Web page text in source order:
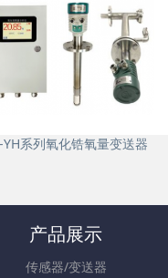
YH系列氧化锆氧量变送器
产品展示
传感器/变送器